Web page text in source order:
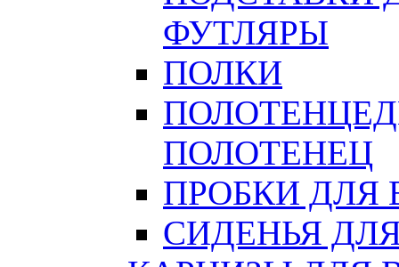
ФУТЛЯРЫ
ПОЛКИ
ПОЛОТЕНЕЦ
ПРОБКИ ДЛЯ
СИДЕНЬЯ